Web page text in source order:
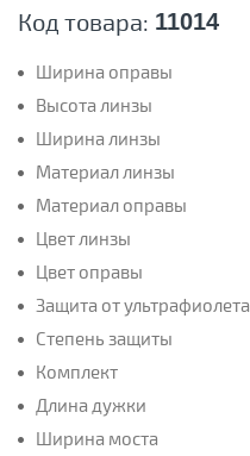
Код товара: 11014
Ширина оправы
Высота линзы
Ширина линзы
Материал линзы
Материал оправы
Цвет линзы
Цвет оправы
Защита от ультрафиолета
Степень защиты
Комплект
Длина дужки
Ширина моста